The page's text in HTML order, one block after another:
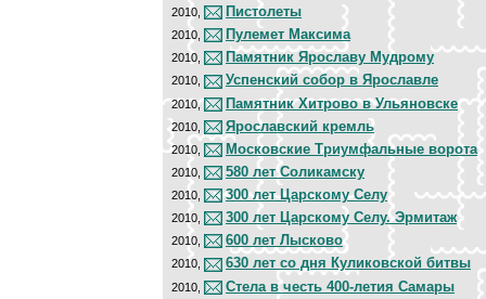
2010, Пистолеты
2010, Пулемет Максима
2010, Памятник Ярославу Мудрому
2010, Успенский собор в Ярославле
2010, Памятник Хитрово в Ульяновске
2010, Ярославский кремль
2010, Московские Триумфальные ворота
2010, 580 лет Соликамску
2010, 300 лет Царскому Селу
2010, 300 лет Царскому Селу. Эрмитаж
2010, 600 лет Лысково
2010, 630 лет со дня Куликовской битвы
2010, Стела в честь 400-летия Самары